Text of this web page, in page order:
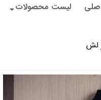
لیست محصولات
لش